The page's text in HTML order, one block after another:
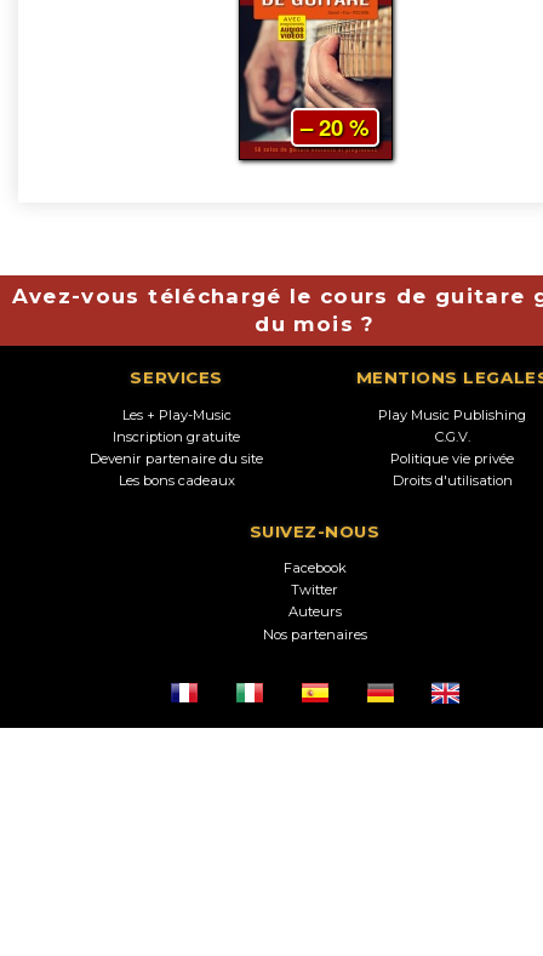
– 20 %
Avez-vous téléchargé le cours de guitare
du mois ?
SERVICES
Les + Play-Music
Inscription gratuite
Devenir partenaire du site
Les bons cadeaux
MENTIONS
Play Music Publishing
C.G.V.
Politique vie privée
Droits d'utilisation
SUIVEZ-NOUS
Facebook
Twitter
Auteurs
Nos partenaires